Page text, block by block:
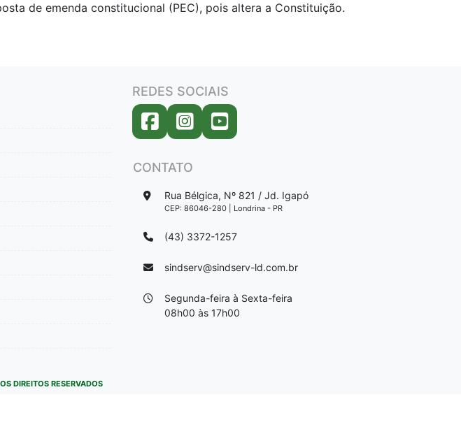
de emenda constitucional (PEC), pois altera a Constituição.
REDES SOCIAIS
CONTATO
Rua Bélgica, Nº 821 / Jd. Igapó
CEP: 86046-280 | Londrina - PR
(43) 3372-1257
sindserv@sindserv-ld.com.br
Segunda-feira à Sexta-feira
08h00 às 17h00
DIREITOS RESERVADOS